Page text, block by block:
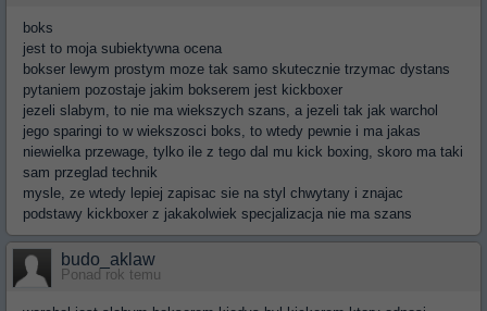
boks
jest to moja subiektywna ocena
bokser lewym prostym moze tak samo skutecznie trzymac dystans
pytaniem pozostaje jakim bokserem jest kickboxer
jezeli slabym, to nie ma wiekszych szans, a jezeli tak jak warchol
jego sparingi to w wiekszosci boks, to wtedy pewnie i ma jakas
niewielka przewage, tylko ile z tego dal mu kick boxing, skoro ma taki
sam przeglad technik
mysle, ze wtedy lepiej zapisac sie na styl chwytany i znajac
podstawy kickboxer z jakakolwiek specjalizacja nie ma szans
budo_aklaw
Ponad rok temu